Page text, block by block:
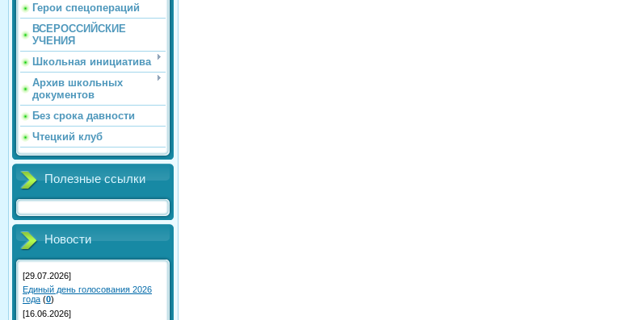
Герои спецопераций
ВСЕРОССИЙСКИЕ
УЧЕНИЯ
Школьная инициатива
Архив школьных
документов
Без срока давности
Чтецкий клуб
Полезные ссылки
Новости
[29.07.2026]
Единый день голосования 2026
года (0)
[16.06.2026]